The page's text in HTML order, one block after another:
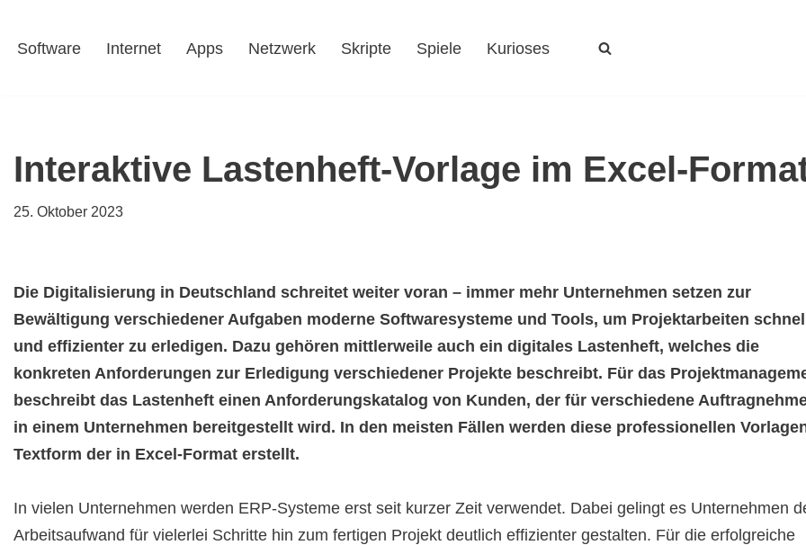
Zum
Software Internet Apps Netzwerk Skripte Spiele Kurioses
Interaktive Lastenheft-Vorlage im Excel-
25. Oktober 2023
Die Digitalisierung in Deutschland schreitet weiter voran – immer mehr Unternehmen setzen zur
Bewältigung verschiedener Aufgaben moderne Softwaresysteme und Tools, um Projektarbeiten
und effizienter zu erledigen. Dazu gehören mittlerweile auch ein digitales Lastenheft, welches die
konkreten Anforderungen zur Erledigung verschiedener Projekte beschreibt. Für das
beschreibt das Lastenheft einen Anforderungskatalog von Kunden, der für verschiedene
in einem Unternehmen bereitgestellt wird. In den meisten Fällen werden diese professionellen
Textform der in Excel-Format erstellt.
In vielen Unternehmen werden ERP-Systeme erst seit kurzer Zeit verwendet. Dabei gelingt es Unternehmen
Arbeitsaufwand für vielerlei Schritte hin zum fertigen Projekt deutlich effizienter gestalten. Für die erfolgreiche